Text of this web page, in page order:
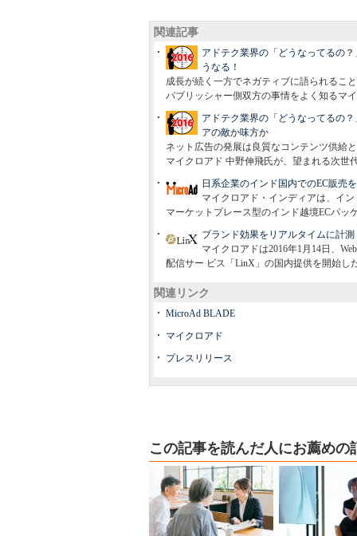
関連記事
アドテク業界の「どうなってるの
うなる！
成長が続く一方でネガティブに語られるこ
パブリッシャー側双方の事情をよく知るマ
アドテク業界の「どうなってるの
アの敵か味方か
ネット広告の発展は良質なコンテンツ供給
マイクロアド 中野伸飛氏が、望まれる次世
日系企業のインド国内でのEC販売
マイクロアド・インディアは、イ
マーケットプレース型のインド越境ECパッ
ブランド効果をリアルタイムに計
マイクロアドは2016年1月14日、
配信サー ビス「LinX」の国内提供を開始し
関連リンク
MicroAd BLADE
マイクロアド
プレスリリース
この記事を読んだ人にお薦めの